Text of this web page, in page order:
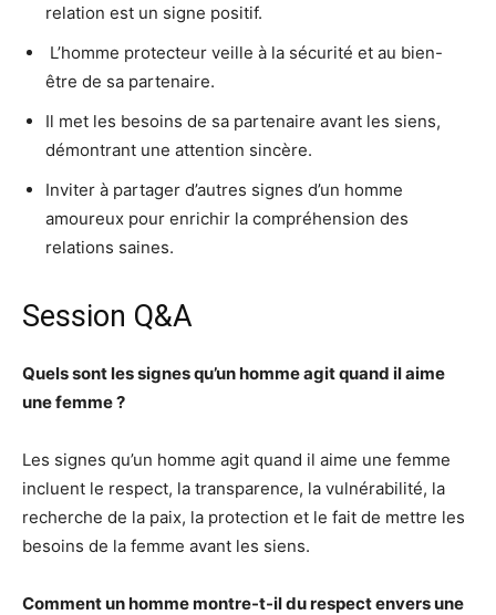
relation est un signe positif.
️ L’homme protecteur veille à la sécurité et au bien-
être de sa partenaire.
Il met les besoins de sa partenaire avant les siens,
démontrant une attention sincère.
Inviter à partager d’autres signes d’un homme
amoureux pour enrichir la compréhension des
relations saines.
Session Q&A
Quels sont les signes qu’un homme agit quand il aime
une femme ?
Les signes qu’un homme agit quand il aime une femme
incluent le respect, la transparence, la vulnérabilité, la
recherche de la paix, la protection et le fait de mettre les
besoins de la femme avant les siens.
Comment un homme montre-t-il du respect envers une